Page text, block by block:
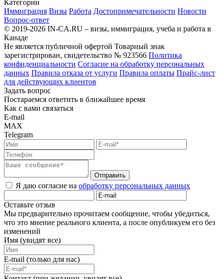
Категории
Иммиграция Визы Работа Достопримечательности Новости
Вопрос-ответ
© 2019-2026 IN-CA.RU – визы, иммиграция, учеба и работа в
Канаде
Не является публичной офертой Товарный знак
зарегистрирован, свидетельство № 923566 Политика
конфиденциальности Согласие на обработку персональных
данных Правила отказа от услуги Правила оплаты Прайс-лист
для действующих клиентов
Задать вопрос
Постараемся ответить в ближайшее время
Как с вами связаться
E-mail
MAX
Telegram
Отправить
Я даю согласие на обработку персональных данных
Оставьте отзыв
Мы предварительно прочитаем сообщение, чтобы убедиться,
что это мнение реального клиента, а после опубликуем его без
изменений
Имя (увидят все)
E-mail (только для нас)